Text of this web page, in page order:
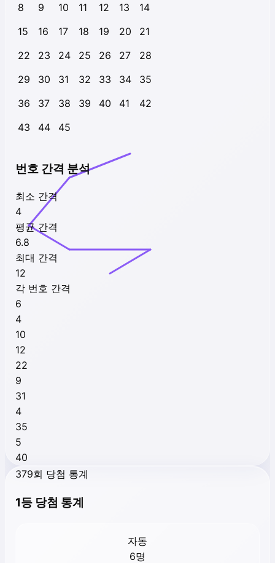
8 9 10 11 12 13
14
15
16 17 18 19 20
21
22
23 24 25 26 27
28
29
30 31 32 33 34
35
36
37 38 39 40 41
42
43
44 45
번호 간격 분석
최소 간격
4
평균 간격
6.8
최대 간격
12
각 번호 간격
6
4
10
12
22
9
31
4
35
5
40
379회 당첨 통계
1등 당첨 통계
자동
6명